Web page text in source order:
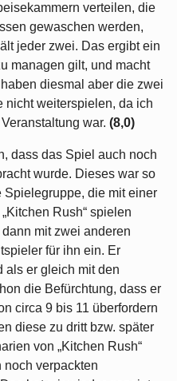
verteilen, die
gewaschen werden,
jeder zwei. Das ergibt ein
managen gilt, und macht
diesmal aber die zwei
nicht weiterspielen, da ich
war. (8,0)
dass das Spiel auch noch
wurde. Dieses war so
Spielegruppe, die mit einer
Rush“ spielen
mit zwei anderen
für ihn ein. Er
als er gleich mit den
die Befürchtung, dass er
circa 9 bis 11 überfordern
diese zu dritt bzw. später
von „Kitchen Rush“
noch verpackten